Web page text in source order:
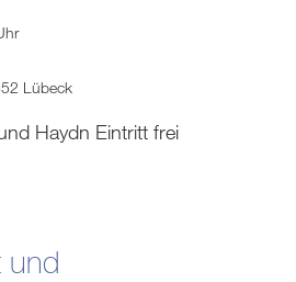
Lübeck
Haydn Eintritt frei
und